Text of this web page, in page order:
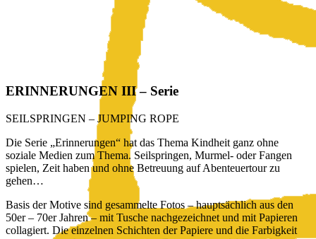
ERINNERUNGEN III – Serie
SEILSPRINGEN – JUMPING ROPE
Die Serie „Erinnerungen“ hat das Thema Kindheit ganz ohne
soziale Medien zum Thema. Seilspringen, Murmel- oder Fangen
spielen, Zeit haben und ohne Betreuung auf Abenteuertour zu
gehen…
Basis der Motive sind gesammelte Fotos – hauptsächlich aus den
50er – 70er Jahren – mit Tusche nachgezeichnet und mit Papieren
collagiert. Die einzelnen Schichten der Papiere und die Farbigkeit